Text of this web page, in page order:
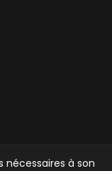
nécessaires à son